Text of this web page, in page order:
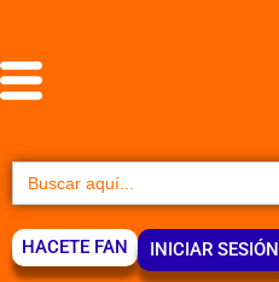
Buscar:
HACETE FAN INICIAR SESIÓN